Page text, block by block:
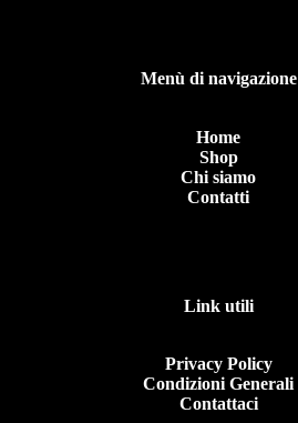
Menù di navigazione
Home
Shop
Chi siamo
Contatti
Link utili
Privacy Policy
Condizioni Generali
Contattaci